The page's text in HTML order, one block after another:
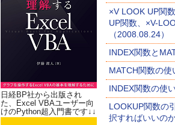
日経BP社から出版され
た、Excel VBAユーザー向
けのPython超入門書です↓↓
×V LOOK UP関
UP関数、×V-
（2008.08.24）
INDEX関数と
MATCH関数の使
INDEX関数の使
LOOKUP関数の
択すればいいの